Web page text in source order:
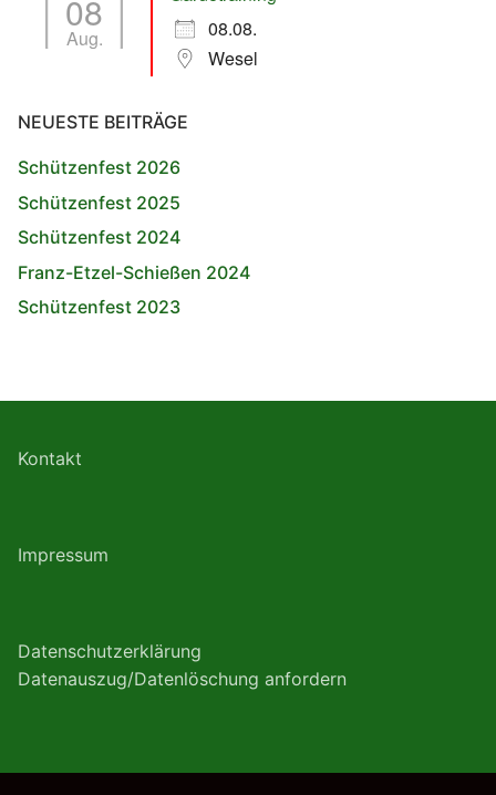
08
Aug.
08.08.
Wesel
NEUESTE BEITRÄGE
Schützenfest 2026
Schützenfest 2025
Schützenfest 2024
Franz-Etzel-Schießen 2024
Schützenfest 2023
Kontakt
Impressum
Datenschutzerklärung
Datenauszug/Datenlöschung anfordern